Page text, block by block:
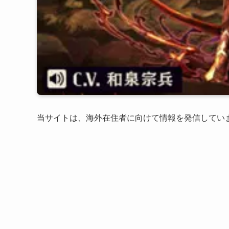
当サイトは、海外在住者に向けて情報を発信してい